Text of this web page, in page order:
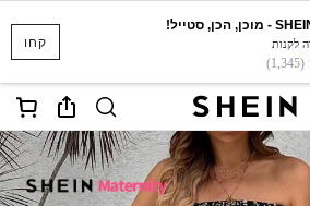
קחו לקנות
(1,345)